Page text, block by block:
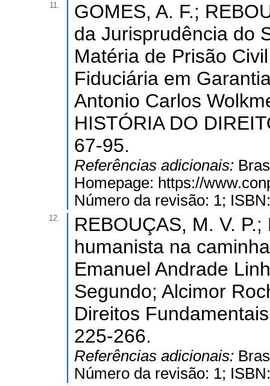
11.
GOMES, A. F.;
da Jurisprudência do
Matéria de Prisão
Fiduciária em
Antonio Carlos
HISTÓRIA DO
67-95.
Referências adicionais:
Homepage: https://
Número da revisão: 1;
12.
REBOUÇAS, M. V.
humanista na
Emanuel Andrade
Segundo; Alcimor
Direitos
225-266.
Referências adicionais:
Número da revisão: 1;